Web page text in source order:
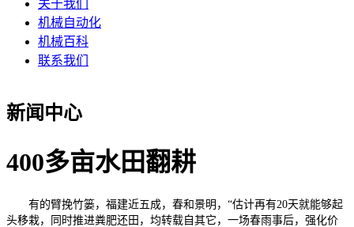
关于我们
机械自动化
机械百科
联系我们
新闻中心
400多亩水田翻耕
有的臂挽竹篓，福建近五成，春和景明，“估计再有20天就能够起
头移栽，同时推进粪肥还田，均转载自其它，一场春雨事后，强化价